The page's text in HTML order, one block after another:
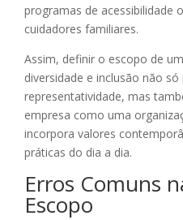
programas de acessibilidade
cuidadores familiares.
Assim, definir o escopo de
diversidade e inclusão não
representatividade, mas
empresa como uma
incorpora valores
práticas do dia a dia.
Erros Comuns
Escopo